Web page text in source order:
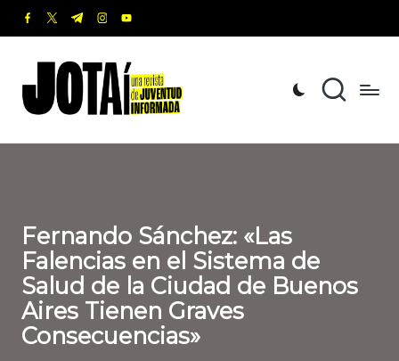
Saltar
contenido
facebook.com
twitter.com
t.me instagram.com
youtube.com
o
t
revista
de
Informada
Fernando Sánchez: «Las
Falencias en el Sistema de
Salud de la Ciudad de Buenos
Aires Tienen Graves
Consecuencias»